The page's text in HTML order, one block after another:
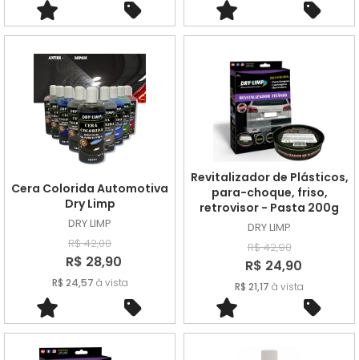
Cera Colorida Automotiva
Dry Limp
DRY LIMP
R$ 42,00
R$ 28,90
R$ 24,57 à vista
Revitalizador de Plásticos,
para-choque, friso,
retrovisor - Pasta 200g
DRY LIMP
R$ 42,90
R$ 24,90
R$ 21,17 à vista